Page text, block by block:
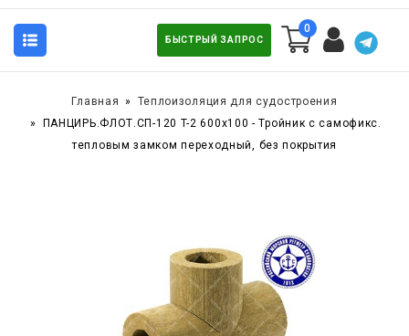
БЫСТРЫЙ ЗАПРОС
0
Главная
Теплоизоляция для судостроения
ПАНЦИРЬ.ФЛОТ.СП-120 T-2 600x100 - Тройник c самофикс.
тепловым замком переходный, без покрытия